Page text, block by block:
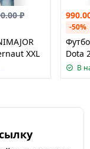
₽
XXL
-50%
Dota
В